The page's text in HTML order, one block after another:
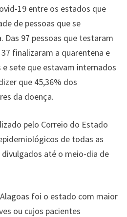
19 entre os estados que
de pessoas que se
Das 97 pessoas que testaram
finalizaram a quarentena e
sete que estavam internados
que 45,36% dos
da doença.
pelo Correio do Estado
de todas as
até o meio-dia de
foi o estado com maior
ou cujos pacientes